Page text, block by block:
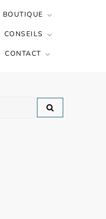
BOUTIQUE
CONSEILS
CONTACT